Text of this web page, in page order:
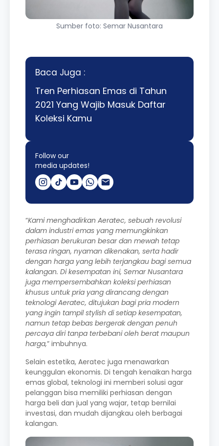
Sumber foto: Semar Nusantara
Baca Juga :
Tren Perhiasan Emas di Tahun
2021 Yang Wajib Masuk Daftar
Koleksi Kamu
Follow our
media updates!
“Kami menghadirkan Aeratec, sebuah revolusi
dalam industri emas yang memungkinkan
perhiasan berukuran besar dan mewah tetap
terasa ringan, nyaman dikenakan, serta hadir
dengan harga yang lebih terjangkau bagi semua
kalangan. Di kesempatan ini, Semar Nusantara
juga mempersembahkan koleksi perhiasan
khusus untuk pria yang dirancang dengan
teknologi Aeratec, ditujukan bagi pria modern
yang ingin tampil stylish di setiap kesempatan,
namun tetap bebas bergerak dengan penuh
percaya diri tanpa terbebani oleh berat maupun
harga,” imbuhnya.
Selain estetika, Aeratec juga menawarkan
keunggulan ekonomis. Di tengah kenaikan harga
emas global, teknologi ini memberi solusi agar
pelanggan bisa memiliki perhiasan dengan
harga beli dan jual yang wajar, tetap bernilai
investasi, dan mudah dijangkau oleh berbagai
kalangan.